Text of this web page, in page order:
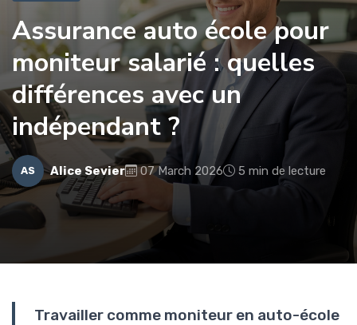
Assurance auto école pour
moniteur salarié : quelles
différences avec un
indépendant ?
AS Alice Sevier 07 March 2026 5 min de lecture
Travailler comme moniteur en auto-école